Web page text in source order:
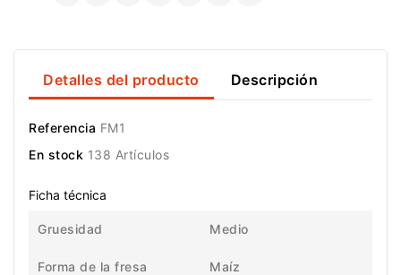
Detalles del producto Descripción
Referencia FM1
En stock 138 Artículos
Ficha técnica
Gruesidad Medio
Forma de la fresa Maíz